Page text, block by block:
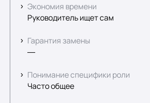
Экономия времени
Руководитель ищет сам
Гарантия замены
—
Понимание специфики роли
Часто общее